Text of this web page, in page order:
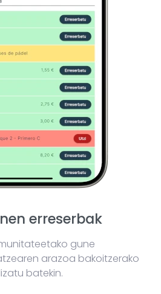
erreserbak
gune
arazoa bakoitzerako
batekin.